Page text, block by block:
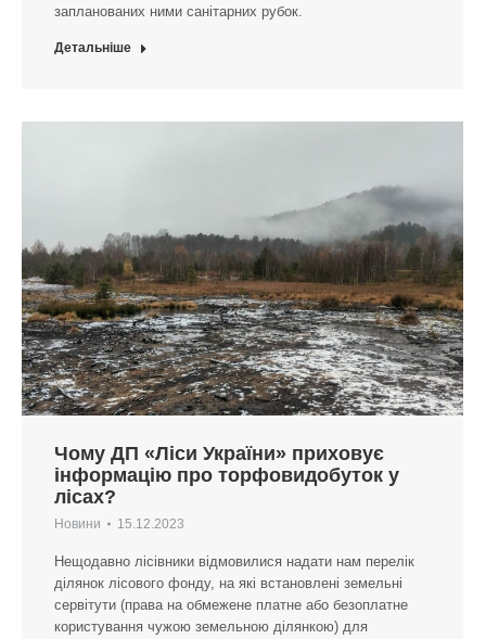
запланованих ними санітарних рубок.
Детальніше
Чому ДП «Ліси України» приховує
інформацію про торфовидобуток у
лісах?
Новини 15.12.2023
Нещодавно лісівники відмовилися надати нам перелік
ділянок лісового фонду, на які встановлені земельні
сервітути (права на обмежене платне або безоплатне
користування чужою земельною ділянкою) для